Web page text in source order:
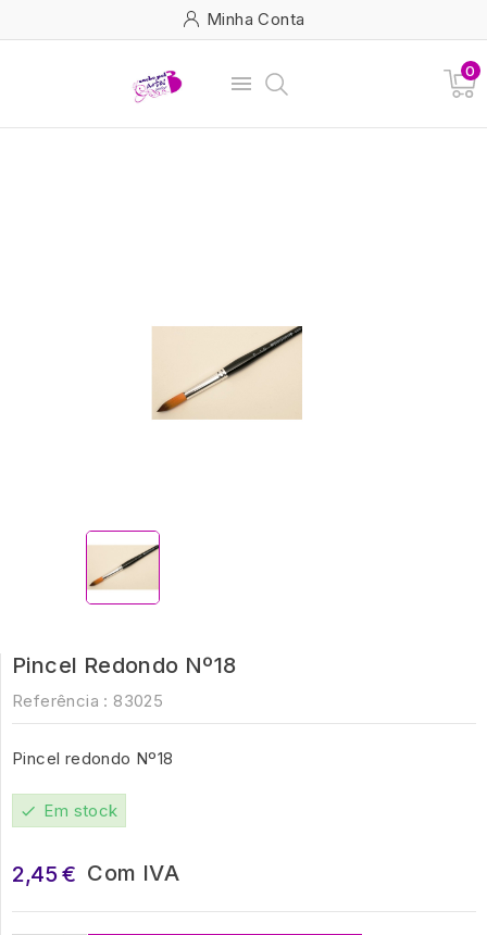
Minha Conta
 0
Pincel Redondo Nº18
Referência : 83025
Pincel redondo Nº18
check Em stock
2,45 € Com IVA